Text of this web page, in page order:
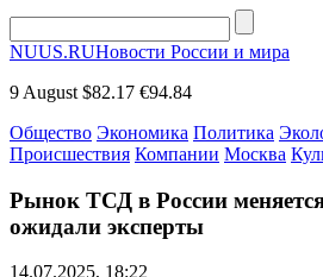
NUUS.RUНовости России и мира
9 August $82.17 €94.84
Общество Экономика Политика
Происшествия Компании Москва
Рынок ТСД в России
ожидали эксперты
14.07.2025, 18:22